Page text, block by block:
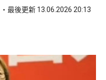
最後更新 13.06.2026 20:13